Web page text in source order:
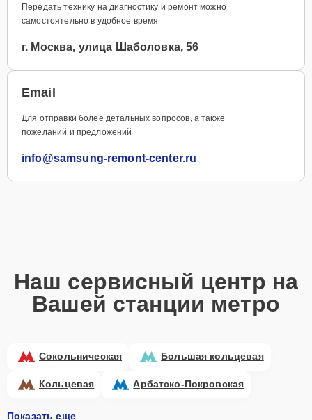
Передать технику на диагностику и ремонт можно
самостоятельно в удобное время
г. Москва, улица Шаболовка, 56
Email
Для отправки более детальных вопросов, а также
пожеланий и предложений
info@samsung-remont-center.ru
Наш сервисный центр на
Вашей станции метро
Сокольническая Большая кольцевая
Кольцевая Арбатско-Покровская
Показать еще